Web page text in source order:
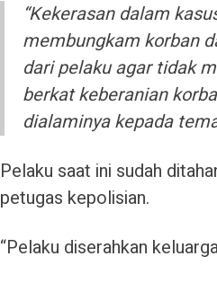
“Kekerasan dalam
membungkam korban
dari pelaku agar tidak
berkat keberanian
dialaminya kepada
Pelaku saat ini sudah
petugas kepolisian.
“Pelaku diserahkan